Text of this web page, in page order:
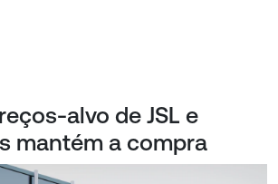
alvo de JSL e
mantém a compra